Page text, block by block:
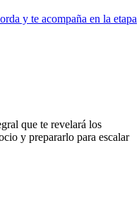
y te acompaña en la etapa
que te revelará los
y prepararlo para escalar